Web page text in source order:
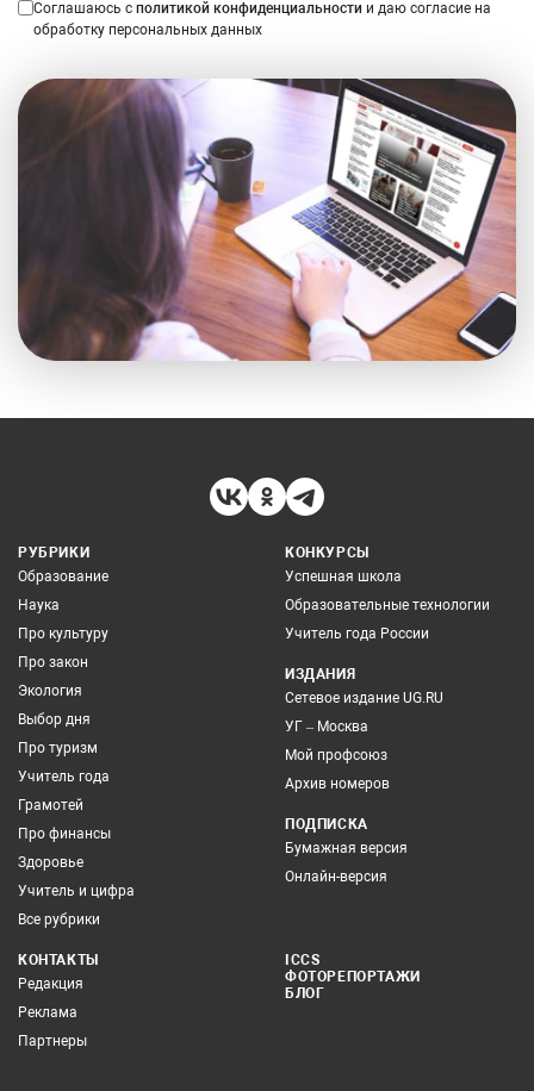
Соглашаюсь с политикой конфиденциальности и даю согласие на
обработку персональных данных
РУБРИКИ
Образование
Наука
Про культуру
Про закон
Экология
Выбор дня
Про туризм
Учитель года
Грамотей
Про финансы
Здоровье
Учитель и цифра
Все рубрики
КОНКУРСЫ
Успешная школа
Образовательные технологии
Учитель года России
ИЗДАНИЯ
Сетевое издание UG.RU
УГ – Москва
Мой профсоюз
Архив номеров
ПОДПИСКА
Бумажная версия
Онлайн-версия
КОНТАКТЫ
Редакция
Реклама
Партнеры
ICCS
ФОТОРЕПОРТАЖИ
БЛОГ